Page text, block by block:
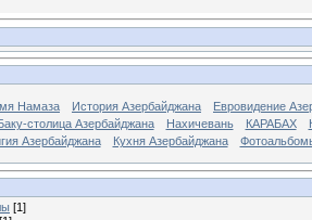
Намаза История Азербайджана
Евровидение
Баку-столица Азербайджана Нахичевань КАРАБАХ
Азербайджана
Кухня Азербайджана
[1]